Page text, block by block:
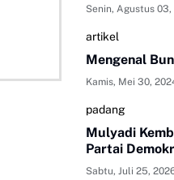
Senin, Agustus 03,
artikel
Mengenal
Kamis, Mei 30,
padang
Mulyadi
Partai
Sabtu, Juli 25,